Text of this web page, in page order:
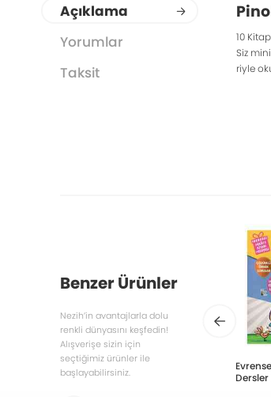
Açıklama
Yorumlar
Taksit
10
Siz
riyle
Benzer Ürünler
Nezih’in avantajlarla dolu
renkli dünyasını keşfedin!
Alışverişe sizin için
seçtiğimiz ürünler ile
başlayabilirsiniz.
Dersler